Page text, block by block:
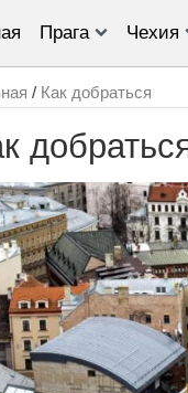
Прага Чехия
/ Как добраться